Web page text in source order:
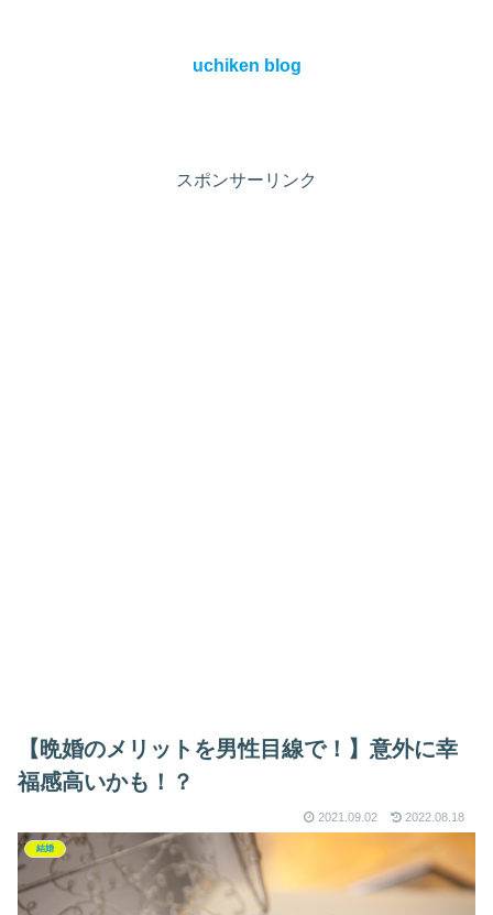
uchiken blog
スポンサーリンク
【晩婚のメリットを男性目線で！】意外に幸
福感高いかも！？
2021.09.02 2022.08.18
結婚